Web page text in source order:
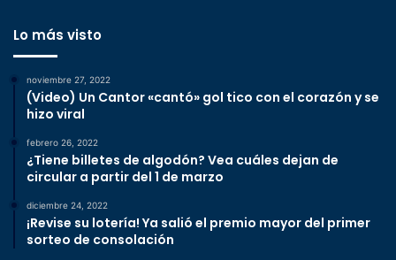
Lo más visto
noviembre 27, 2022
(Video) Un Cantor «cantó» gol tico con el corazón y se
hizo viral
febrero 26, 2022
¿Tiene billetes de algodón? Vea cuáles dejan de
circular a partir del 1 de marzo
diciembre 24, 2022
¡Revise su lotería! Ya salió el premio mayor del primer
sorteo de consolación